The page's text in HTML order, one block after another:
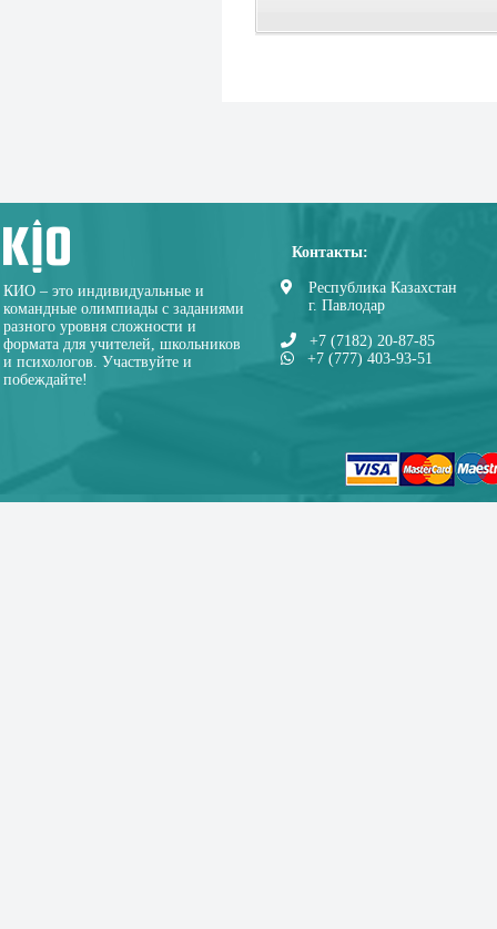
КИО – это индивидуальные и
командные олимпиады с заданиями
разного уровня сложности и
формата для учителей, школьников
и психологов. Участвуйте и
побеждайте!
Контакты:
Республика Казахстан
г. Павлодар
+7 (7182) 20-87-85
+7 (777) 403-93-51